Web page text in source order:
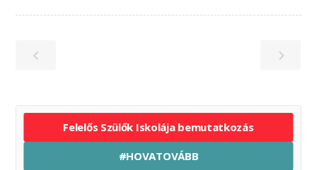
Felelős Szülők Iskolája bemutatkozás
#HOVATOVÁBB